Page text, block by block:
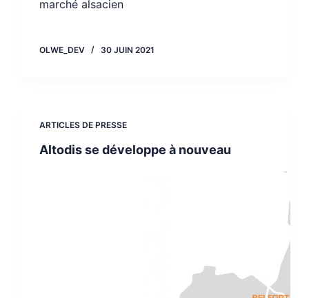
marché alsacien
OLWE_DEV 30 JUIN 2021
ARTICLES DE PRESSE
Altodis se développe à nouveau